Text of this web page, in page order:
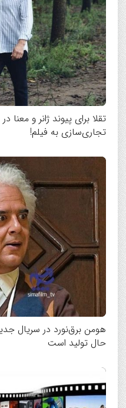
تقلا برای پیوند ژانر و
تجاری‌سازی به فیلم!
هومن برق‌نورد در سریال
حال تولید است